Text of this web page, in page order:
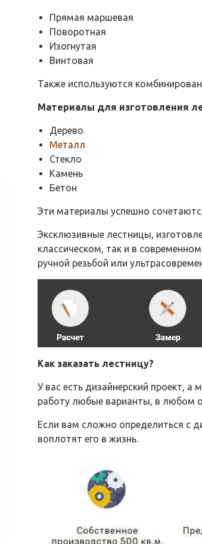
Прямая маршевая
Поворотная
Изогнутая
Винтовая
Также используются
Материалы для изготовления
Дерево
Металл
Стекло
Камень
Бетон
Эти материалы успешно
Эксклюзивные лестницы,
классическом, так и в
ручной резьбой или
Как заказать лестницу?
У вас есть дизайнерский проект,
работу любые варианты, в любом
Если вам сложно определиться с
воплотят его в жизнь.